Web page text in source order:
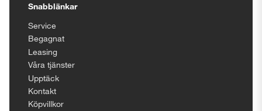
Snabblänkar
Service
Begagnat
Leasing
Våra tjänster
Upptäck
Kontakt
Köpvillkor